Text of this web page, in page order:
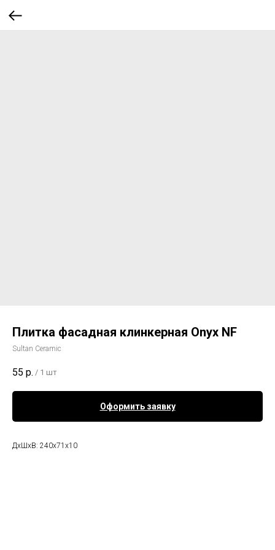
Плитка фасадная клинкерная Onyx NF
Sultan Ceramic
55 р. / 1 шт
Оформить заявку
ДхШхВ: 240x71x10